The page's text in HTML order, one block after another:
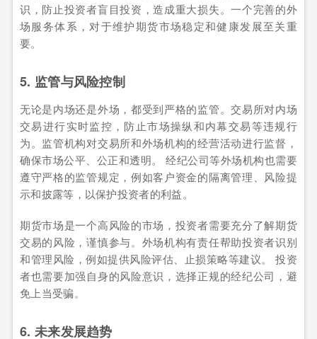
识，防止投资者盲目投资，造成重大损失。一个完善的外
场服务体系，对于维护期货市场稳定和健康发展至关重
要。
5. 监管与风险控制
无论是内场还是外场，都受到严格的监管。交易所对内场
交易进行实时监控，防止市场操纵和内幕交易等违规行
为。监管机构对交易所和外场机构的经营活动进行监督，
确保市场公平、公正和透明。 经纪公司等外场机构也需要
遵守严格的监管规定，例如客户资金的隔离管理、风险提
示和披露等，以保护投资者的利益。
期货市场是一个高风险的市场，投资者需要充分了解期货
交易的风险，谨慎参与。外场机构有责任帮助投资者识别
和管理风险，例如提供风险评估、止损策略等建议。 投资
者也需要加强自身的风险意识，选择正规的经纪公司，避
免上当受骗。
6. 未来发展趋势